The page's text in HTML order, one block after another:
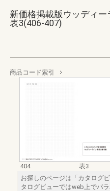
新価格掲載版ウッディ
表3(406-407)
商品コード索引
404
表3
お探しのページは「カタログ
タログビューではweb上でパ